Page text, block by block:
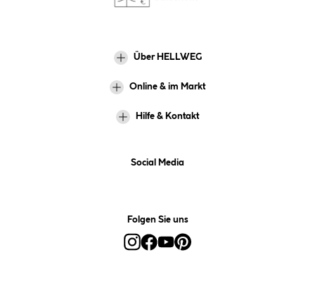
Über HELLWEG
Online & im Markt
Hilfe & Kontakt
Social Media
Folgen Sie uns